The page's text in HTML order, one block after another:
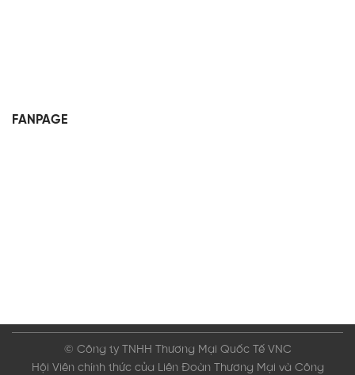
FANPAGE
© Công ty TNHH Thương Mại Quốc Tế VNC
Hội Viên chính thức của Liên Đoàn Thương Mại và Công